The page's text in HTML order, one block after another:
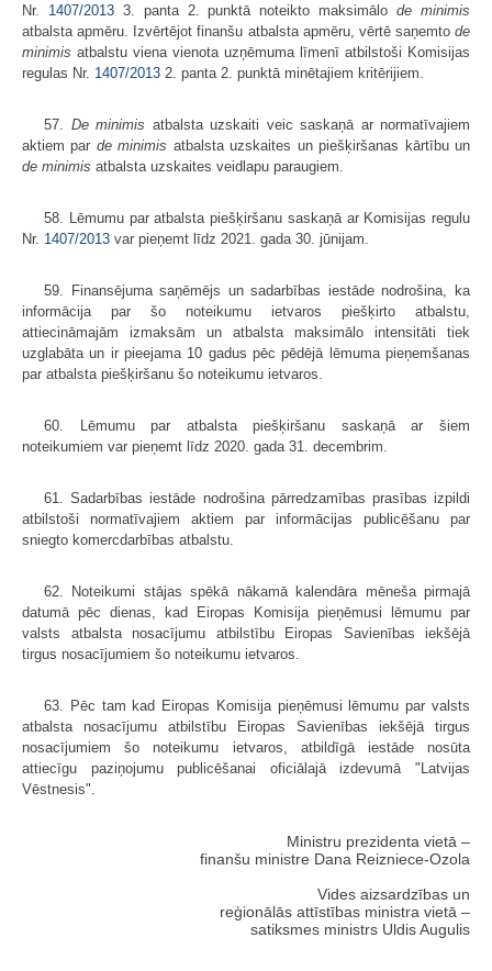
Nr. 1407/20133. panta 2. punktā noteikto maksimālode minimis
atbalsta apmēru. Izvērtējot finanšu atbalsta apmēru, vērtē saņemto de
minimis atbalstu viena vienota uzņēmuma līmenī atbilstoši Komisijas
regulas Nr. 1407/2013 2. panta 2. punktā minētajiem kritērijiem.
57. De minimis atbalsta uzskaiti veic saskaņā ar normatīvajiem
aktiem par de minimis atbalsta uzskaites un piešķiršanas kārtību un
de minimis atbalsta uzskaites veidlapu paraugiem.
58. Lēmumu par atbalsta piešķiršanu saskaņā ar Komisijas regulu
Nr. 1407/2013 var pieņemt līdz 2021. gada 30. jūnijam.
59. Finansējuma saņēmējs un sadarbības iestāde nodrošina, ka
informācija par šo noteikumu ietvaros piešķirto atbalstu,
attiecināmajām izmaksām un atbalsta maksimālo intensitāti tiek
uzglabāta un ir pieejama 10 gadus pēc pēdējā lēmuma pieņemšanas
par atbalsta piešķiršanu šo noteikumu ietvaros.
60. Lēmumu par atbalsta piešķiršanu saskaņā ar šiem
noteikumiem var pieņemt līdz 2020. gada 31. decembrim.
61. Sadarbības iestāde nodrošina pārredzamības prasības izpildi
atbilstoši normatīvajiem aktiem par informācijas publicēšanu par
sniegto komercdarbības atbalstu.
62. Noteikumi stājas spēkā nākamā kalendāra mēneša pirmajā
datumā pēc dienas, kad Eiropas Komisija pieņēmusi lēmumu par
valsts atbalsta nosacījumu atbilstību Eiropas Savienības iekšējā
tirgus nosacījumiem šo noteikumu ietvaros.
63. Pēc tam kad Eiropas Komisija pieņēmusi lēmumu par valsts
atbalsta nosacījumu atbilstību Eiropas Savienības iekšējā tirgus
nosacījumiem šo noteikumu ietvaros, atbildīgā iestāde nosūta
attiecīgu paziņojumu publicēšanai oficiālajā izdevumā "Latvijas
Vēstnesis".
Ministru prezidenta vietā –
finanšu ministre Dana Reizniece-Ozola
Vides aizsardzības un
reģionālās attīstības ministra vietā –
satiksmes ministrs Uldis Augulis